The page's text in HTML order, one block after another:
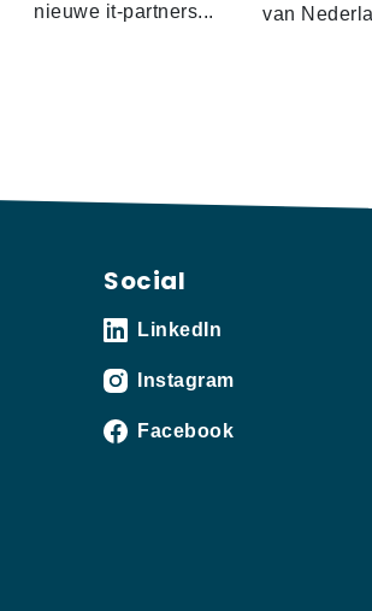
nieuwe it-partners...
van
Social
LinkedIn
Instagram
Facebook